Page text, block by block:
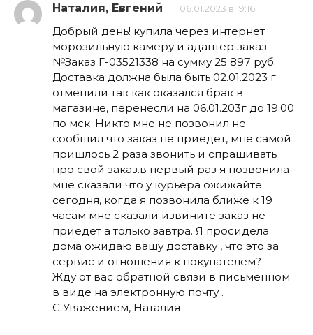
Наталия, Евгений 06.01.2023 в 19:16
Добрый день! купила через интернет
морозильную камеру и адаптер заказ
№Заказ Г-03521338 на сумму 25 897 руб.
Доставка должна была быть 02.01.2023 г
отменили так как оказался брак в
магазине, перенесли на 06.01.203г до 19.00
по мск .Никто мне не позвонил не
сообщил что заказ не приедет, мне самой
пришлось 2 раза звонить и спрашивать
про свой заказ.в первый раз я позвонила
мне сказали что у курьера ожижайте
сегодня, когда я позвонила ближе к 19
часам мне сказали извините заказ не
приедет а только завтра. Я просидела
дома ожидаю вашу доставку , что это за
сервис и отношения к покупателем?
Жду от вас обратной связи в письменном
в виде на электронную почту .
С Уважением, Наталия